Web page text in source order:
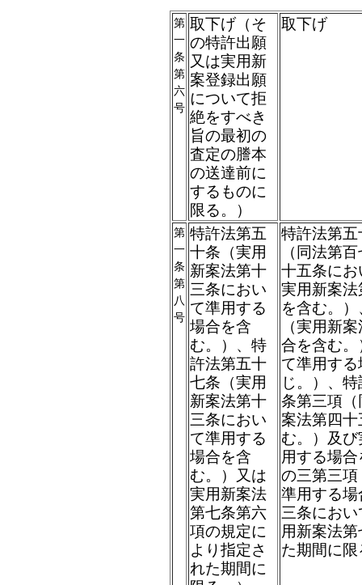
第
一
条
第
六
号
取下げ（そ
の特許出願
又は実用新
案登録出願
について拒
絶をすべき
旨の最初の
査定の謄本
の送達前に
するものに
限る。）
取下げ
第
一
条
第
八
号
特許法第五
十条（実用
新案法第十
三条におい
て準用する
場合を含
む。）、特
許法第五十
七条（実用
新案法第十
三条におい
て準用する
場合を含
む。）又は
実用新案法
第七条第六
項の規定に
より指定さ
れた期間に
特許法第
（同法第
十五条に
実用新案
を含む。
（実用新
合を含む
て準用す
じ。）、
条第三項
案法第四
む。）及
用する場
の三第三
準用する
三条にお
用新案法
た期間に限